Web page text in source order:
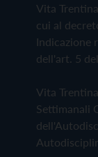
Vita
cui al
Indicazione
dell'art. 5
Vita
Settimanali